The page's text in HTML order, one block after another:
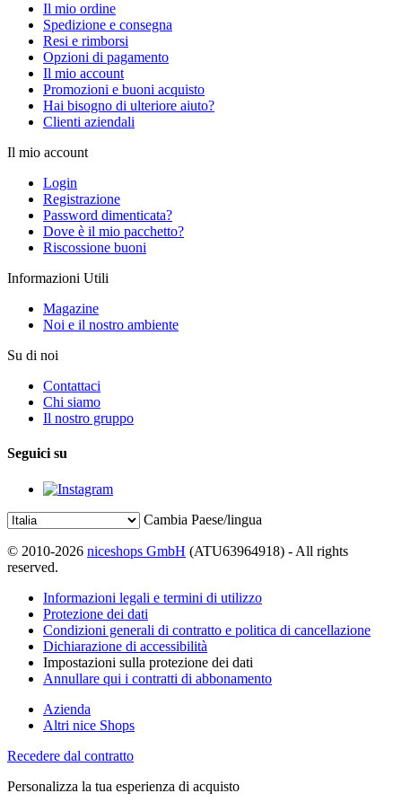
Il mio ordine
Spedizione e consegna
Resi e rimborsi
Opzioni di pagamento
Il mio account
Promozioni e buoni acquisto
Hai bisogno di ulteriore aiuto?
Clienti aziendali
Il mio account
Login
Registrazione
Password dimenticata?
Dove è il mio pacchetto?
Riscossione buoni
Informazioni Utili
Magazine
Noi e il nostro ambiente
Su di noi
Contattaci
Chi siamo
Il nostro gruppo
Seguici su
Cambia Paese/lingua
© 2010-2026 niceshops GmbH (ATU63964918) - All rights
reserved.
Informazioni legali e termini di utilizzo
Protezione dei dati
Condizioni generali di contratto e politica di cancellazione
Dichiarazione di accessibilità
Impostazioni sulla protezione dei dati
Annullare qui i contratti di abbonamento
Azienda
Altri nice Shops
Recedere dal contratto
Personalizza la tua esperienza di acquisto